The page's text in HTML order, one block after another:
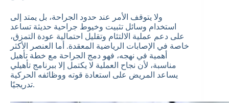
ولا يتوقف الأمر عند حدود الجراحة، بل يمتد إلى
استخدام وسائل تثبيت وخيوط جراحية حديثة تساعد
على دعم عملية الالتئام وتقليل احتمالية عودة التمزق،
خاصة في الإصابات الرياضية المعقدة. أما العنصر الأكثر
أهمية في نهجه، فهو دمج الجراحة مع خطة تأهيل
مناسبة، لأن نجاح العملية لا يكتمل إلا ببرنامج تأهيلي
يساعد المريض على استعادة قوته ووظائفه الحركية
تدريجيًا.